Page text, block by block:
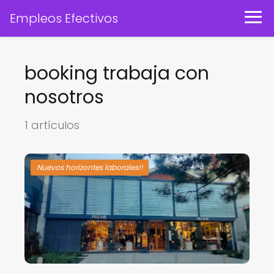
Empleos Efectivos
booking trabaja con
nosotros
1 artículos
Nuevos horizontes laborales!!